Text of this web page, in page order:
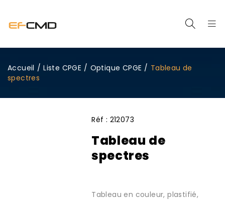
Accueil / Liste CPGE / Optique CPGE / Tableau de
spectres
Réf : 212073
Tableau de
spectres
Tableau en couleur, plastifié,